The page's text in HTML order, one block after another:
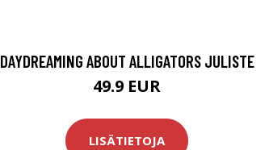
DAYDREAMING ABOUT ALLIGATORS JULISTE
49.9 EUR
LISÄTIETOJA